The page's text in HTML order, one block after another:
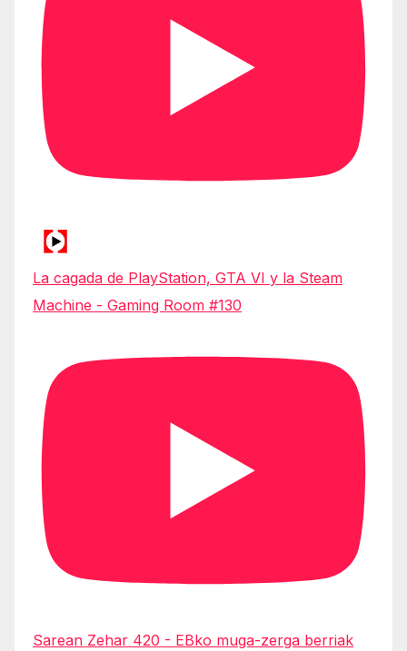
La cagada de PlayStation, GTA VI y la Steam
Machine - Gaming Room #130
Sarean Zehar 420 - EBko muga-zerga berriak